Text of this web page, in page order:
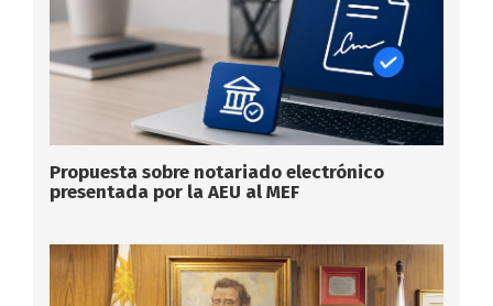
Propuesta sobre notariado electrónico
presentada por la AEU al MEF